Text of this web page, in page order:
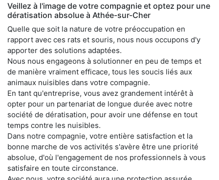
Veillez à l'image de votre compagnie et optez pour une
dératisation absolue à Athée-sur-Cher
Quelle que soit la nature de votre préoccupation en
rapport avec ces rats et souris, nous nous occupons d'y
apporter des solutions adaptées.
Nous nous engageons à solutionner en peu de temps et
de manière vraiment efficace, tous les soucis liés aux
animaux nuisibles dans votre compagnie.
En tant qu'entreprise, vous avez grandement intérêt à
opter pour un partenariat de longue durée avec notre
société de dératisation, pour avoir une défense en tout
temps contre les nuisibles.
Dans notre compagnie, votre entière satisfaction et la
bonne marche de vos activités s'avère être une priorité
absolue, d'où l'engagement de nos professionnels à vous
satisfaire en toute circonstance.